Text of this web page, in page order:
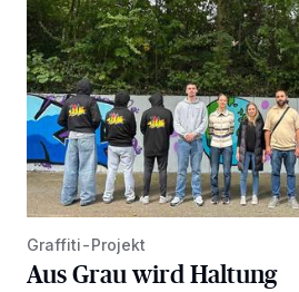
Graffiti-Projekt
Aus Grau wird Haltung